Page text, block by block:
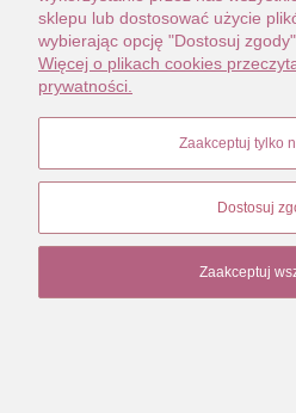
sklepu lub dostosować użycie
wybierając opcję "Dostosuj zgody".
Więcej o plikach cookies
prywatności.
Zaakceptuj tylko
Dostosuj
Zaakceptuj